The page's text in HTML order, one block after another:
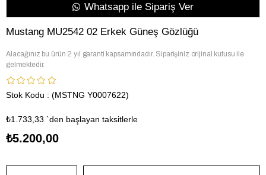
Whatsapp ile Sipariş Ver
Mustang MU2542 02 Erkek Güneş Gözlüğü
Alacağınız bu ürün 2 yıl garanti kapsamındadır. Siparişiniz orijinal kutusu ile
gelmektedir.
Stok Kodu (MSTNG Y0007622)
₺1.733,33 `den başlayan taksitlerle
₺5.200,00